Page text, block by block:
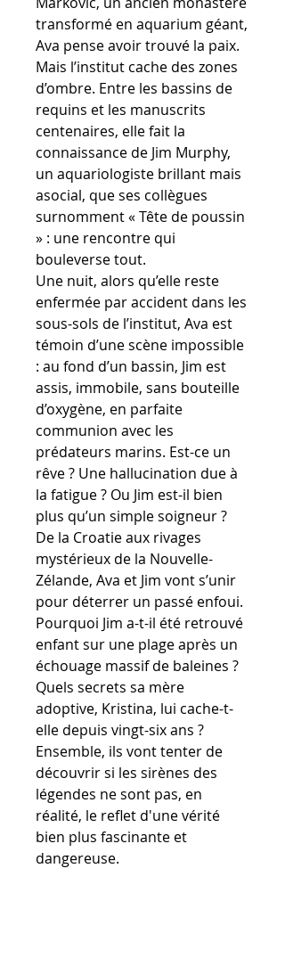
transformé en aquarium géant,
Ava pense avoir trouvé la paix.
Mais l’institut cache des zones
d’ombre. Entre les bassins de
requins et les manuscrits
centenaires, elle fait la
connaissance de Jim Murphy,
un aquariologiste brillant mais
asocial, que ses collègues
surnomment « Tête de poussin
» : une rencontre qui
bouleverse tout.
Une nuit, alors qu’elle reste
enfermée par accident dans les
sous-sols de l’institut, Ava est
témoin d’une scène impossible
: au fond d’un bassin, Jim est
assis, immobile, sans bouteille
d’oxygène, en parfaite
communion avec les
prédateurs marins. Est-ce un
rêve ? Une hallucination due à
la fatigue ? Ou Jim est-il bien
plus qu’un simple soigneur ?
De la Croatie aux rivages
mystérieux de la Nouvelle-
Zélande, Ava et Jim vont s’unir
pour déterrer un passé enfoui.
Pourquoi Jim a-t-il été retrouvé
enfant sur une plage après un
échouage massif de baleines ?
Quels secrets sa mère
adoptive, Kristina, lui cache-t-
elle depuis vingt-six ans ?
Ensemble, ils vont tenter de
découvrir si les sirènes des
légendes ne sont pas, en
réalité, le reflet d'une vérité
bien plus fascinante et
dangereuse.